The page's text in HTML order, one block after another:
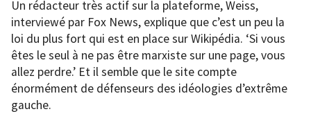
Un rédacteur très actif sur la plateforme, Weiss,
interviewé par Fox News, explique que c’est un peu la
loi du plus fort qui est en place sur Wikipédia. ‘Si vous
êtes le seul à ne pas être marxiste sur une page, vous
allez perdre.’ Et il semble que le site compte
énormément de défenseurs des idéologies d’extrême
gauche.